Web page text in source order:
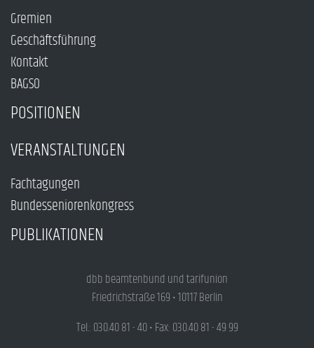
Gremien
Geschäftsführung
Kontakt
BAGSO
POSITIONEN
VERANSTALTUNGEN
Fachtagungen
Bundesseniorenkongress
PUBLIKATIONEN
dbb beamtenbund und tarifunion
Friedrichstraße 169 • 10117 Berlin
Tel.: 030.40 81 - 40 • Fax: 030.40 81 - 49 99